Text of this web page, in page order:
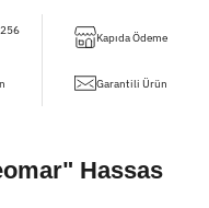
Kapıda Ödeme
Garantili Ürün
Hassas